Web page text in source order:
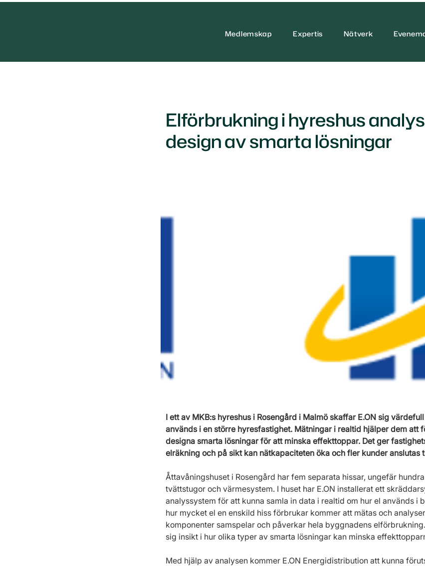
Medlemskap Expertis Nätverk
Elförbrukning i hyreshus
design av smarta lösningar
I ett av MKB:s hyreshus i Rosengård i Malmö skaffar E.ON sig
används i en större hyresfastighet. Mätningar i realtid hjälper dem att
designa smarta lösningar för att minska effekttoppar. Det ger
elräkning och på sikt kan nätkapaciteten öka och fler kunder anslutas
Åttavåningshuset i Rosengård har fem separata hissar, ungefär
tvättstugor och värmesystem. I huset har E.ON installerat ett
analyssystem för att kunna samla in data i realtid om hur el används i
hur mycket el en enskild hiss förbrukar kommer att mätas och
komponenter samspelar och påverkar hela byggnadens
sig insikt i hur olika typer av smarta lösningar kan minska
Med hjälp av analysen kommer E.ON Energidistribution att kunna